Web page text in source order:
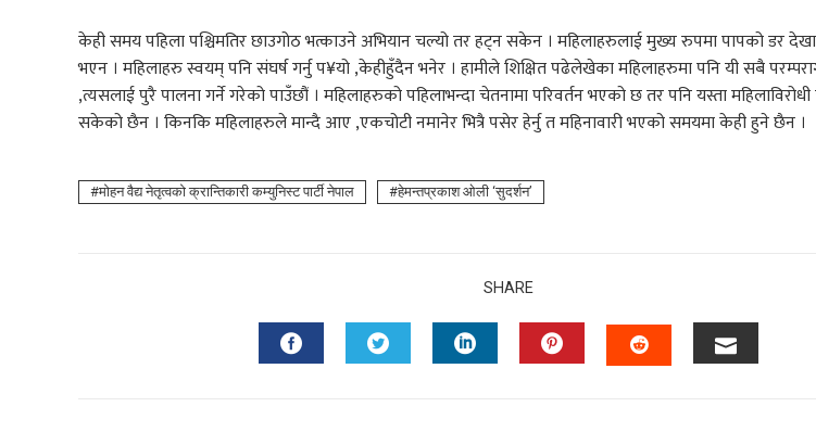
केही समय पहिला पश्चिमतिर छाउगोठ भत्काउने अभियान चल्यो तर हट्न सकेन । महिलाहरुलाई मुख्य रुपमा पापको डर
भएन । महिलाहरु स्वयम् पनि संघर्ष गर्नु प¥यो ,केहीहुँदैन भनेर । हामीले शिक्षित पढेलेखेका महिलाहरुमा पनि यी सबै
,त्यसलाई पुरै पालना गर्ने गरेको पाउँछौं । महिलाहरुको पहिलाभन्दा चेतनामा परिवर्तन भएको छ तर पनि यस्ता
सकेको छैन । किनकि महिलाहरुले मान्दै आए ,एकचोटी नमानेर भित्रै पसेर हेर्नु त महिनावारी भएको समयमा केही हुने छैन ।
माेहन वैद्य नेतृत्वको क्रान्तिकारी कम्युनिस्ट पार्टी नेपाल हेमन्तप्रकाश ओली ‘सुदर्शन’
SHARE